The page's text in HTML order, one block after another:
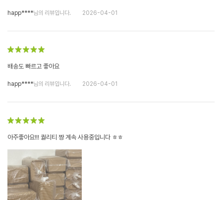
happ****님의 리뷰입니다. 2026-04-01
배송도 빠르고 좋아요
happ****님의 리뷰입니다. 2026-04-01
아주좋아요!!! 퀄리티 짱 계속 사용중입니다 ㅎㅎ